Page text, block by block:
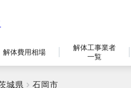
解体費用相場
解体工事業者
一覧
城県 石岡市